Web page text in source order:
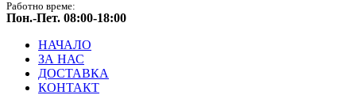
Работно време:
Пон.-Пет. 08:00-18:00
НАЧАЛО
ЗА НАС
ДОСТАВКА
КОНТАКТ